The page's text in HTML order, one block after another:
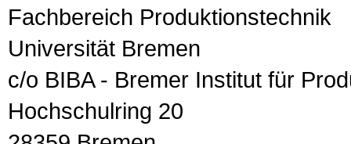
Fachbereich Produktionstechnik
Universität Bremen
c/o BIBA - Bremer Institut für
Hochschulring 20